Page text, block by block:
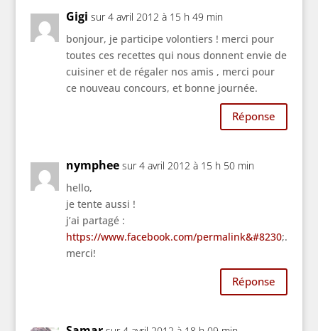
Gigi sur 4 avril 2012 à 15 h 49 min
bonjour, je participe volontiers ! merci pour
toutes ces recettes qui nous donnent envie de
cuisiner et de régaler nos amis , merci pour
ce nouveau concours, et bonne journée.
Réponse
nymphee sur 4 avril 2012 à 15 h 50 min
hello,
je tente aussi !
j’ai partagé :
https://www.facebook.com/permalink&#8230;.
merci!
Réponse